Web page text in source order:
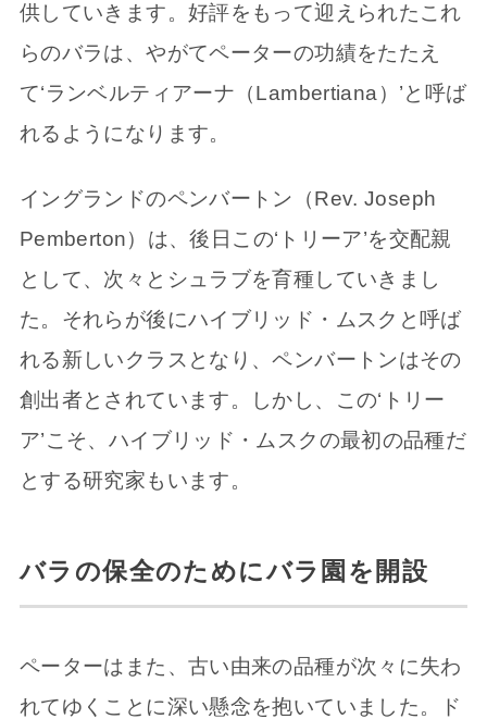
供していきます。好評をもって迎えられたこれ
らのバラは、やがてペーターの功績をたたえ
て‘ランベルティアーナ（Lambertiana）’と呼ば
れるようになります。
イングランドのペンバートン（Rev. Joseph
Pemberton）は、後日この‘トリーア’を交配親
として、次々とシュラブを育種していきまし
た。それらが後にハイブリッド・ムスクと呼ば
れる新しいクラスとなり、ペンバートンはその
創出者とされています。しかし、この‘トリー
ア’こそ、ハイブリッド・ムスクの最初の品種だ
とする研究家もいます。
バラの保全のためにバラ園を開設
ペーターはまた、古い由来の品種が次々に失わ
れてゆくことに深い懸念を抱いていました。ド